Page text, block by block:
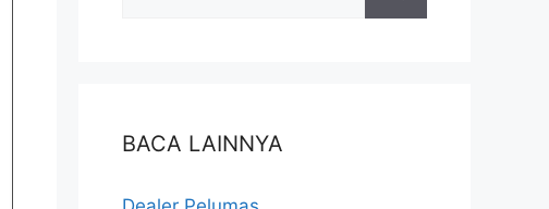
BACA LAINNYA